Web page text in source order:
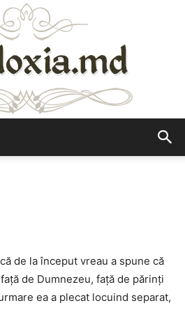
de la început vreau a spune că
de Dumnezeu, faţă de părinţi
ea a plecat locuind separat,